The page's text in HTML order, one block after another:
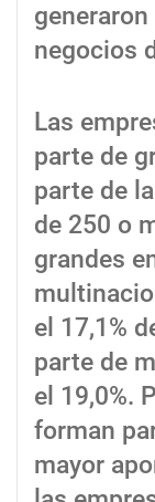
negocios
Las
parte de
parte de
de 250 o
grandes
el 17,1%
parte de
el 19,0%.
forman
mayor